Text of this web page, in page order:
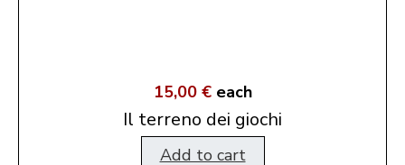
15,00 € each
Il terreno dei giochi
Add to cart